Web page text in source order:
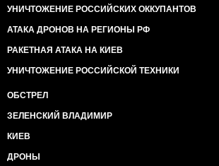
УНИЧТОЖЕНИЕ РОССИЙСКИХ ОККУПАНТОВ
АТАКА ДРОНОВ НА РЕГИОНЫ РФ
РАКЕТНАЯ АТАКА НА КИЕВ
УНИЧТОЖЕНИЕ РОССИЙСКОЙ ТЕХНИКИ
ОБСТРЕЛ
ЗЕЛЕНСКИЙ ВЛАДИМИР
КИЕВ
ДРОНЫ